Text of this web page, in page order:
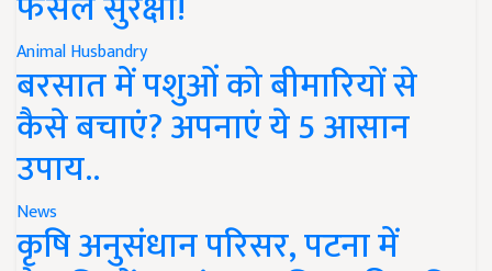
Animal Husbandry
बरसात में पशुओं को बीमारियों से
कैसे बचाएं? अपनाएं ये 5 आसान
उपाय..
News
कृषि अनुसंधान परिसर, पटना में